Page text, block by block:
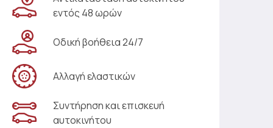
εντός 48 ωρών
Οδική βοήθεια 24/7
Αλλαγή ελαστικών
Συντήρηση και επισκευή
αυτοκινήτου